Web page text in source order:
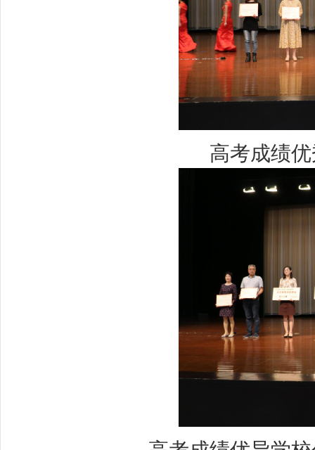
高考成绩优